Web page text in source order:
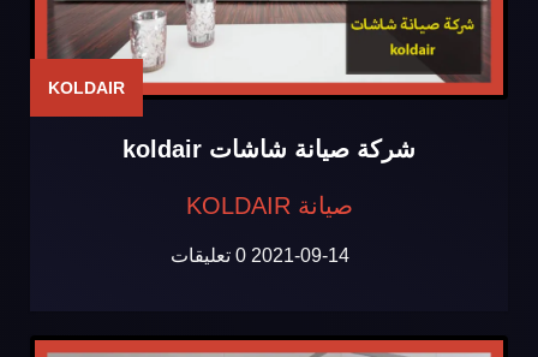
KOLDAIR
شركة صيانة شاشات koldair
صيانة KOLDAIR
2021-09-14 0 تعليقات